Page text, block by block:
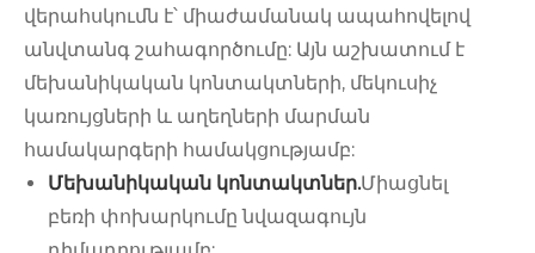
վերահսկումն է՝ միաժամանակ ապահովելով
անվտանգ շահագործումը: Այն աշխատում է
մեխանիկական կոնտակտների, մեկուսիչ
կառույցների և աղեղների մարման
համակարգերի համակցությամբ:
Մեխանիկական կոնտակտներ.Միացնել
բեռի փոխարկումը նվազագույն